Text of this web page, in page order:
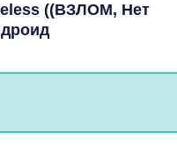
((ВЗЛОМ, Нет